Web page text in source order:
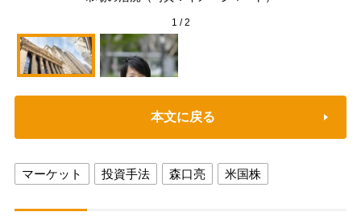
1 /2
本文に戻る
マーケット 投資手法 森口亮 米国株